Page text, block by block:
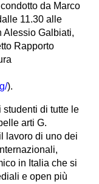
da Marco
11.30 alle
Alessio Galbiati,
Rapporto
).
studenti di tutte le
arti G.
lavoro di uno dei
in Italia che si
e open più